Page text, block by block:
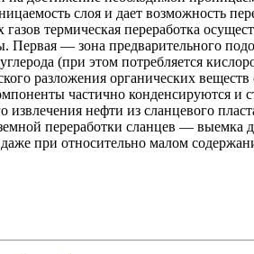
слоя и дает возможность
термическая переработка
— зона предварительного
(при этом потребляется
разложения органических
частично конденсируются и
извлечения нефти из сланцевого
переработки сланцев —
при относительно малом